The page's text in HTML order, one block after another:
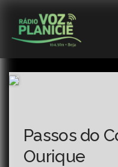
Passos do
Ourique